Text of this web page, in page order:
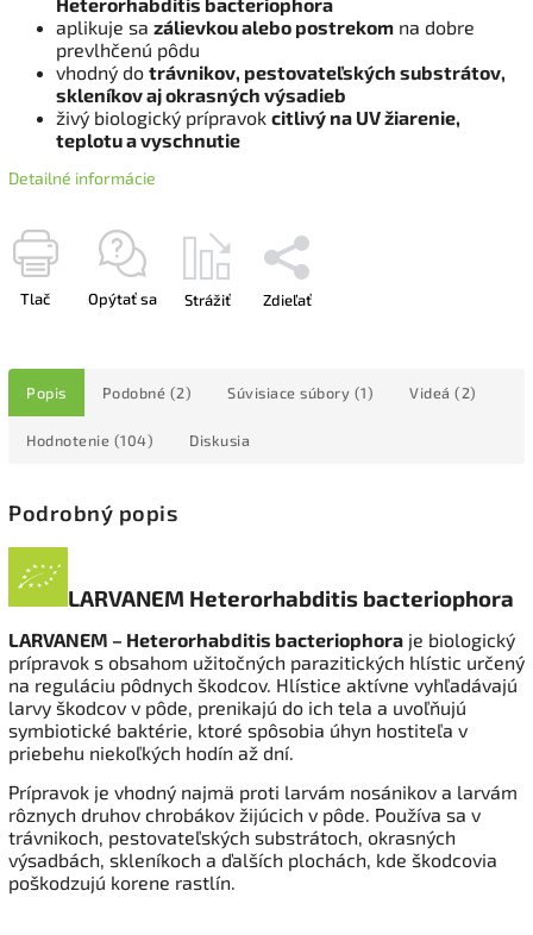
aplikuje sa zálievkou alebo postrekom na dobre
prevlhčenú pôdu
vhodný do trávnikov, pestovateľských substrátov,
skleníkov aj okrasných výsadieb
živý biologický prípravok citlivý na UV žiarenie,
teplotu a vyschnutie
Detailné informácie
Tlač Opýtať sa Strážiť Zdieľať
Popis Podobné (2) Súvisiace súbory (1) Videá (2)
Hodnotenie (104) Diskusia
Podrobný popis
LARVANEM Heterorhabditis bacteriophora
LARVANEM – Heterorhabditis bacteriophora je biologický
prípravok s obsahom užitočných parazitických hlístic určený
na reguláciu pôdnych škodcov. Hlístice aktívne vyhľadávajú
larvy škodcov v pôde, prenikajú do ich tela a uvoľňujú
symbiotické baktérie, ktoré spôsobia úhyn hostiteľa v
priebehu niekoľkých hodín až dní.
Prípravok je vhodný najmä proti larvám nosánikov a larvám
rôznych druhov chrobákov žijúcich v pôde. Používa sa v
trávnikoch, pestovateľských substrátoch, okrasných
výsadbách, skleníkoch a ďalších plochách, kde škodcovia
poškodzujú korene rastlín.